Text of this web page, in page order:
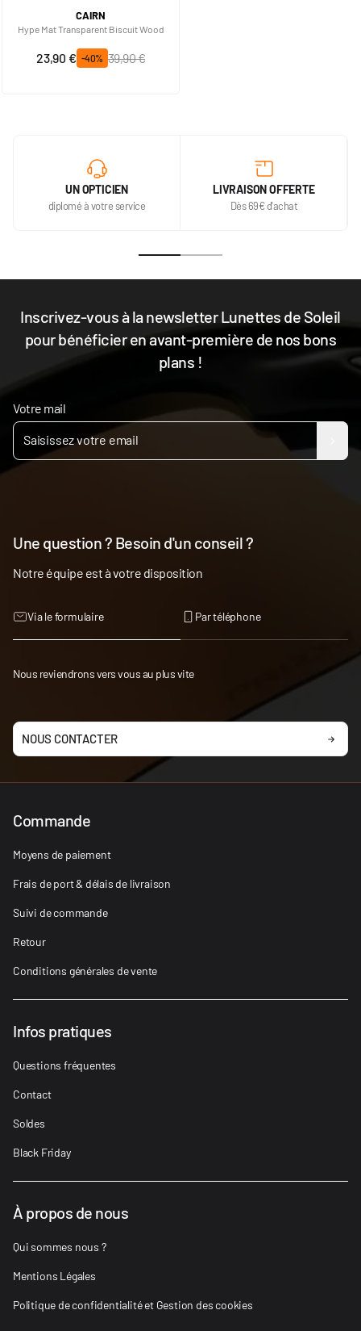
CAIRN
Hype Mat Transparent Biscuit Wood
Prix spécial
23,90 € -40%
Prix normal
39,90 €
UN OPTICIEN
diplomé à votre service
LIVRAISON OFFERTE
Dès 69€ d'achat
Inscrivez-vous à la newsletter Lunettes de Soleil
pour bénéficier en avant-première de nos bons
plans !
Votre mail
Une question ? Besoin d'un conseil ?
Notre équipe est à votre disposition
Via le formulaire Par téléphone
Nous reviendrons vers vous au plus vite
NOUS CONTACTER
Commande
Moyens de paiement
Frais de port & délais de livraison
Suivi de commande
Retour
Conditions générales de vente
Infos pratiques
Questions fréquentes
Contact
Soldes
Black Friday
À propos de nous
Qui sommes nous ?
Mentions Légales
Politique de confidentialité et Gestion des cookies